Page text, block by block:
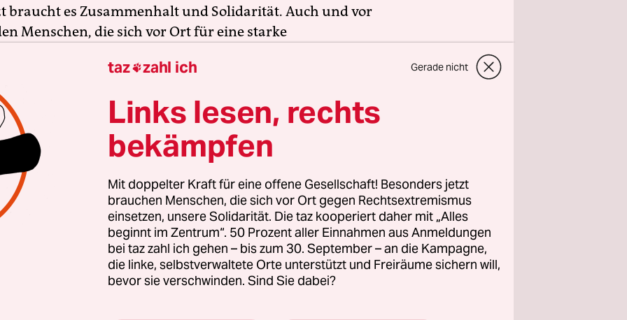
braucht es Zusammenhalt und Solidarität. Auch und vor
Menschen, die sich vor Ort für eine starke
Die Kampagne unterstützt bundesweit linke,
Orte und baut einen solidarischen Fonds für deren
Erhalt auf. Eine offene Gesellschaft braucht guten, frei
Journalismus – und zivilgesellschaftliches Engagement.
Dann machen Sie mit und unterstützen Sie unsere
taz zahl ich Gerade nicht
Links lesen, rechts
bekämpfen
Mit doppelter Kraft für eine offene Gesellschaft! Besonders jetzt
brauchen Menschen, die sich vor Ort gegen Rechtsextremismus
einsetzen, unsere Solidarität. Die taz kooperiert daher mit „Alles
beginnt im Zentrum“. 50 Prozent aller Einnahmen aus Anmeldungen
bei taz zahl ich gehen – bis zum 30. September – an die Kampagne,
die linke, selbstverwaltete Orte unterstützt und Freiräume sichern will,
bevor sie verschwinden. Sind Sie dabei?